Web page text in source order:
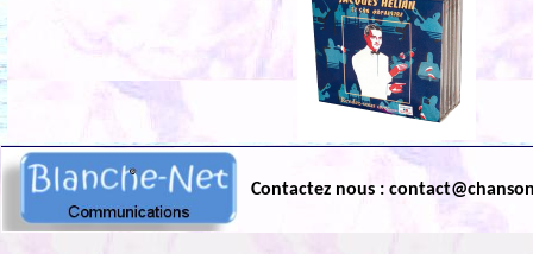
Contactez nous :